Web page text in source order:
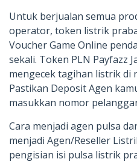
Untuk berjualan semua
operator, token listrik
Voucher Game Online
sekali. Token PLN Payfazz
mengecek tagihan listrik di
Pastikan Deposit Agen
masukkan nomor
Cara menjadi agen pulsa
menjadi Agen/Reseller
pengisian isi pulsa listrik